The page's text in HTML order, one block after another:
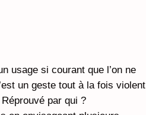
usage si courant que l’on ne
un geste tout à la fois violent
par qui ?